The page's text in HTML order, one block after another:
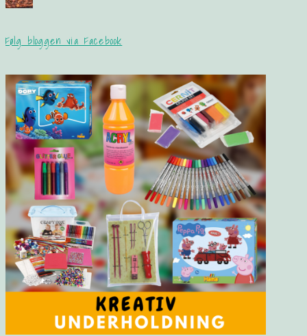
Følg bloggen via Facebook